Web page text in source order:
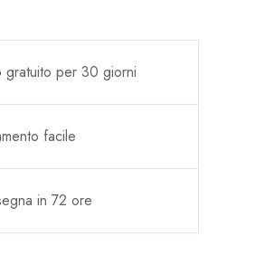
gratuito per 30 giorni
facile
in 72 ore